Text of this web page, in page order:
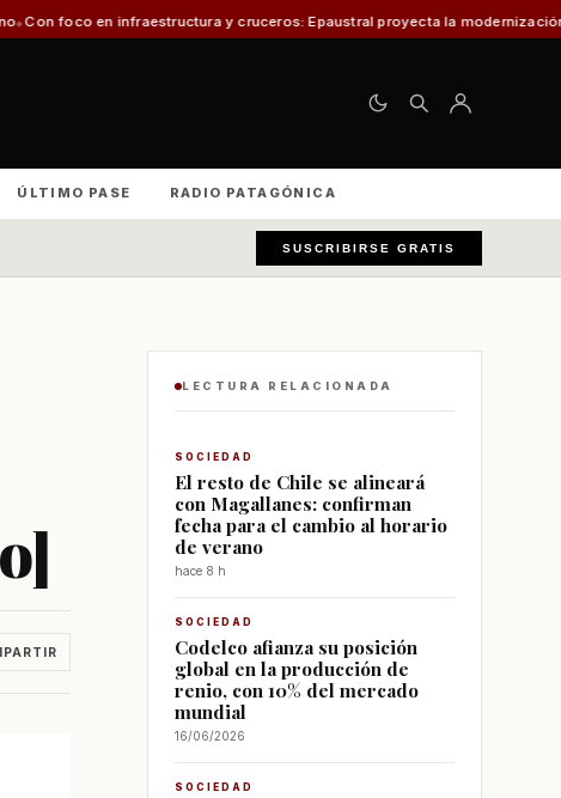
y cruceros: Epaustral proyecta la modernización portuaria para el
ÚLTIMO PASE RADIO PATAGÓNICA
SUSCRIBIRSE GRATIS
LECTURA RELACIONADA
SOCIEDAD
El resto de Chile se alineará
con Magallanes: confirman
fecha para el cambio al horario
de verano
hace 8 h
SOCIEDAD
Codelco afianza su posición
global en la producción de
renio, con 10% del mercado
mundial
16/06/2026
SOCIEDAD